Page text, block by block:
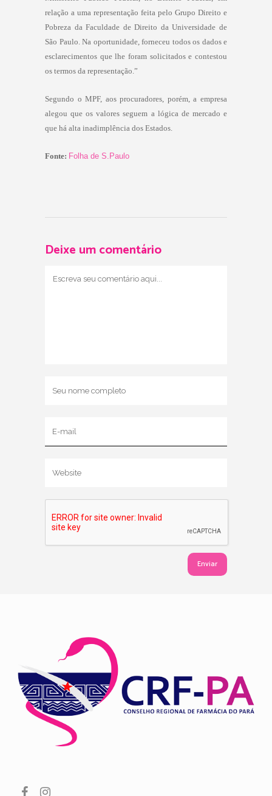
relação a uma representação feita pelo Grupo Direito e
Pobreza da Faculdade de Direito da Universidade de
São Paulo. Na oportunidade, forneceu todos os dados e
esclarecimentos que lhe foram solicitados e contestou
os termos da representação.”
Segundo o MPF, aos procuradores, porém, a empresa
alegou que os valores seguem a lógica de mercado e
que há alta inadimplência dos Estados.
Fonte: Folha de S.Paulo
Deixe um comentário